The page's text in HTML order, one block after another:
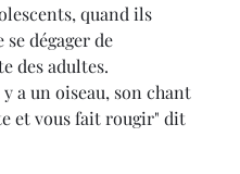
quand ils
dégager de
des adultes.
a un oiseau, son chant
et vous fait rougir" dit